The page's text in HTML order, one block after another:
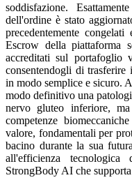
soddisfazione.
dell'ordine è stato
precedentemente
Escrow della piattaforma
accreditati sul portafoglio
consentendogli di
in modo semplice e sicuro.
modo definitivo una
nervo gluteo inferiore,
competenze
valore, fondamentali per
bacino durante la sua
all'efficienza tecnologica
StrongBody AI che